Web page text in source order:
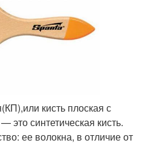
кисть плоская с
это синтетическая кисть.
ее волокна, в отличие от